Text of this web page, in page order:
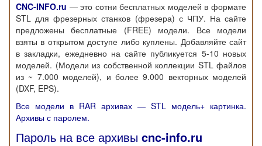
CNC-INFO.ru — это сотни бесплатных моделей в формате
STL для фрезерных станков (фрезера) с ЧПУ. На сайте
предложены бесплатные (FREE) модели. Все модели
взяты в открытом доступе либо куплены. Добавляйте сайт
в закладки, ежедневно на сайте публикуется 5-10 новых
моделей. (Модели из собственной коллекции STL файлов
из ~ 7.000 моделей), и более 9.000 векторных моделей
(DXF, EPS).
Все модели в RAR архивах — STL модель+ картинка.
Архивы с паролем.
Пароль на все архивы cnc-info.ru